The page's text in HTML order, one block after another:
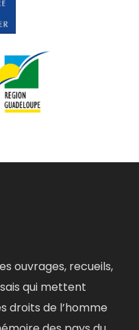
ouvrages, recueils,
qui mettent
droits de l’homme